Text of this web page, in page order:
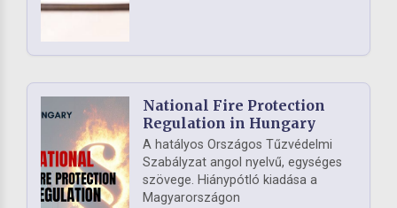
National Fire Protection
Regulation in Hungary
A hatályos Országos Tűzvédelmi
Szabályzat angol nyelvű, egységes
szövege. Hiánypótló kiadása a
Magyarországon